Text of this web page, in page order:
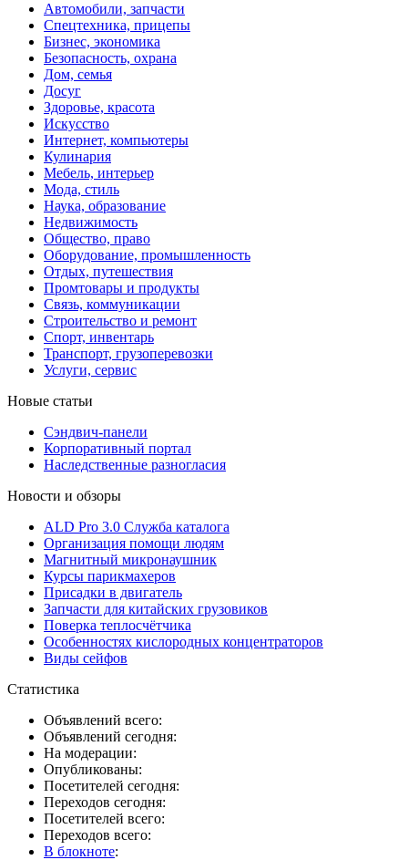
Автомобили, запчасти
Спецтехника, прицепы
Бизнес, экономика
Безопасность, охрана
Дом, семья
Досуг
Здоровье, красота
Искусство
Интернет, компьютеры
Кулинария
Мебель, интерьер
Мода, стиль
Наука, образование
Недвижимость
Общество, право
Оборудование, промышленность
Отдых, путешествия
Промтовары и продукты
Связь, коммуникации
Строительство и ремонт
Cпорт, инвентарь
Транспорт, грузоперевозки
Услуги, сервис
Новые статьи
Сэндвич-панели
Корпоративный портал
Наследственные разногласия
Новости и обзоры
ALD Pro 3.0 Служба каталога
Организация помощи людям
Магнитный микронаушник
Курсы парикмахеров
Присадки в двигатель
Запчасти для китайских грузовиков
Поверка теплосчётчика
Особенностях кислородных концентраторов
Виды сейфов
Статистика
Объявлений всего:
Объявлений сегодня:
На модерации:
Опубликованы:
Посетителей сегодня:
Переходов сегодня:
Посетителей всего:
Переходов всего:
В блокноте: